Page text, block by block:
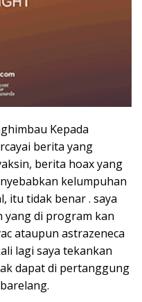
Kepada
berita yang
berita hoax yang
kelumpuhan
itu tidak benar . saya
yang di program kan
ataupun astrazeneca
lagi saya tekankan
dapat di pertanggung